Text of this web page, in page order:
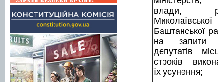
влади,
Баштанської
на запити
депутатів
строків
їх усунення;